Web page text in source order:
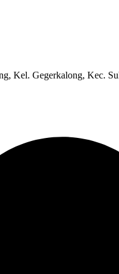
Kel. Gegerkalong, Kec.